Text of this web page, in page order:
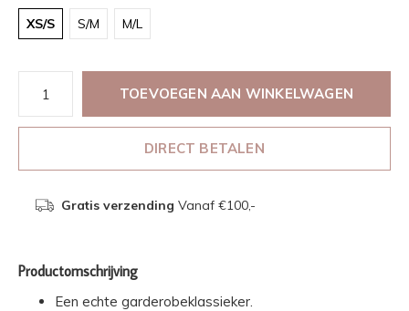
XS/S S/M M/L
TOEVOEGEN AAN WINKELWAGEN
DIRECT BETALEN
Gratis verzending Vanaf €100,-
Productomschrijving
Een echte garderobeklassieker.